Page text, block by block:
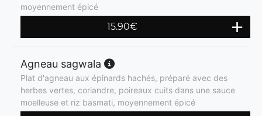
moyennement épicé
15.90€
Agneau sagwala
Plat d'agneau aux épinards hachés, préparé avec des
herbes vertes, coriandre, poireaux cuits dans une sauce
moelleuse et riz basmati, moyennement épicé